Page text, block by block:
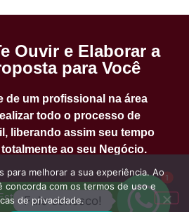
Ouvir e Elaborar a
para Você
de um profissional na área
todo o processo de
liberando assim seu tempo
ao seu Negócio.
Online!
para melhorar a sua experiência. Ao
concorda com os termos de uso e
de privacidade.
1
Fale conosco!